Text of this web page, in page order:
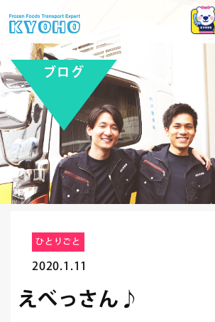
ブログ
ひとりごと
2020.1.11
えべっさん♪